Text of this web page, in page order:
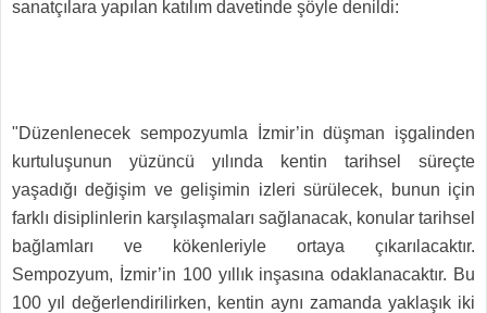
sanatçılara yapılan katılım davetinde şöyle denildi:
"Düzenlenecek sempozyumla İzmir’in düşman işgalinden
kurtuluşunun yüzüncü yılında kentin tarihsel süreçte
yaşadığı değişim ve gelişimin izleri sürülecek, bunun için
farklı disiplinlerin karşılaşmaları sağlanacak, konular tarihsel
bağlamları ve kökenleriyle ortaya çıkarılacaktır.
Sempozyum, İzmir’in 100 yıllık inşasına odaklanacaktır. Bu
100 yıl değerlendirilirken, kentin aynı zamanda yaklaşık iki